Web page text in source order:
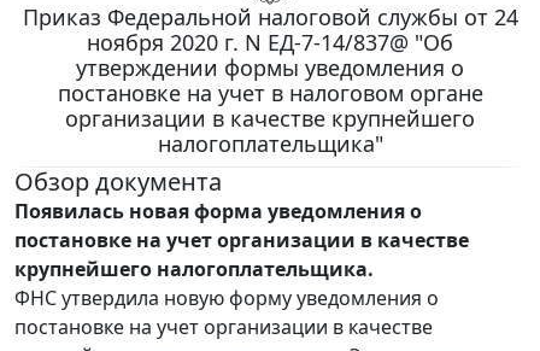
Приказ Федеральной налоговой службы от 24
ноября 2020 г. N ЕД-7-14/837@ "Об
утверждении формы уведомления о
постановке на учет в налоговом органе
организации в качестве крупнейшего
налогоплательщика"
Обзор документа
Появилась новая форма уведомления о
постановке на учет организации в качестве
крупнейшего налогоплательщика.
ФНС утвердила новую форму уведомления о
постановке на учет организации в качестве